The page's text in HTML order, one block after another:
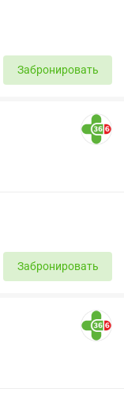
Забронировать
Забронировать